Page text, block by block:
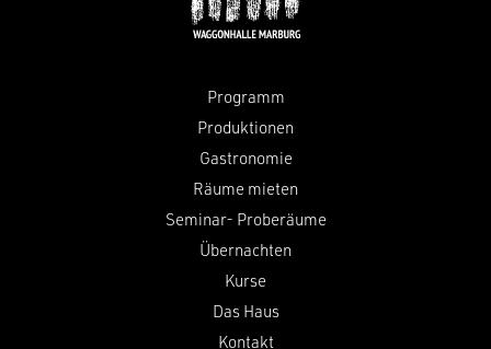
Programm
Produktionen
Gastronomie
Räume mieten
Seminar- Proberäume
Übernachten
Kurse
Das Haus
Kontakt